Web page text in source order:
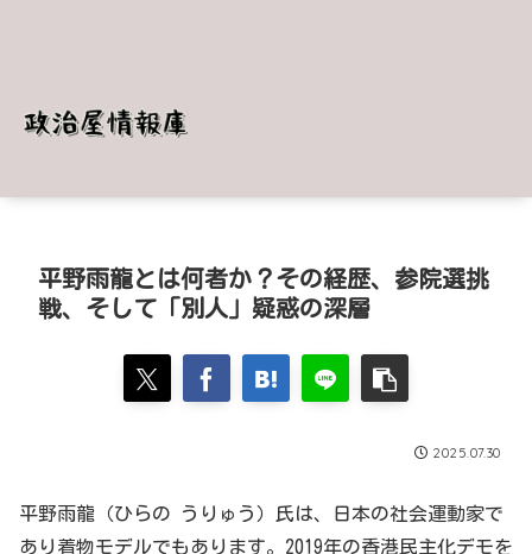
平野雨龍とは何者か？その経歴、参院選挑
戦、そして「別人」疑惑の深層
2025.07.30
平野雨龍（ひらの うりゅう）氏は、日本の社会運動家で
あり着物モデルでもあります。2019年の香港民主化デモを